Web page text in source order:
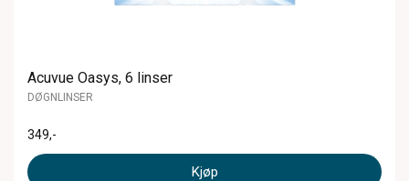
Acuvue Oasys, 6 linser
DØGNLINSER
349,-
Kjøp